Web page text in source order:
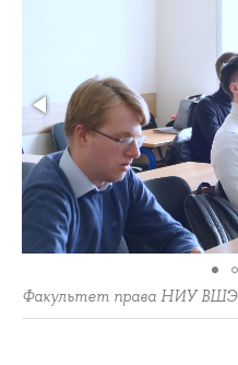
Факультет права НИУ ВШЭ